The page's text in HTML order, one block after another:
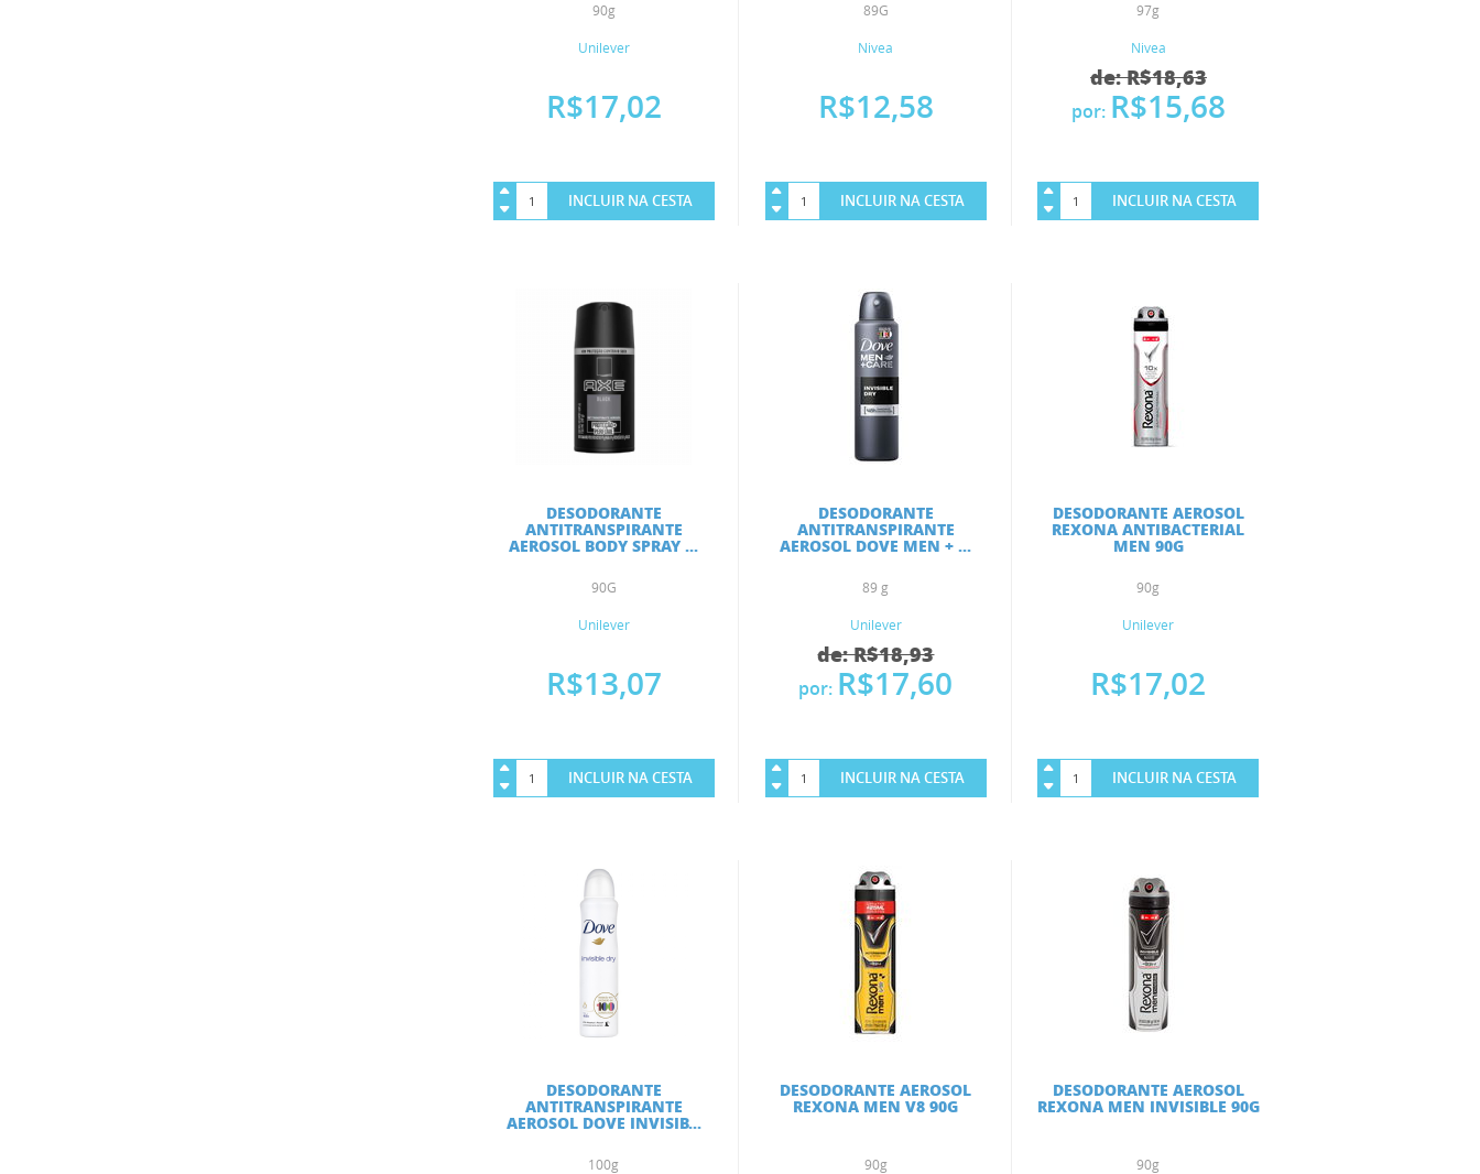
90g
Unilever
R$17,02
INCLUIR NA CESTA
89G
Nivea
R$12,58
INCLUIR NA CESTA
97g
Nivea
de: R$18,63
por: R$15,68
INCLUIR NA CESTA
DESODORANTE
ANTITRANSPIRANTE
AEROSOL BODY SPRAY ...
90G
Unilever
R$13,07
INCLUIR NA CESTA
DESODORANTE
ANTITRANSPIRANTE
AEROSOL DOVE MEN + ...
89 g
Unilever
de: R$18,93
por: R$17,60
INCLUIR NA CESTA
DESODORANTE AEROSOL
REXONA ANTIBACTERIAL
MEN 90G
90g
Unilever
R$17,02
INCLUIR NA CESTA
DESODORANTE
ANTITRANSPIRANTE
AEROSOL DOVE INVISIB...
100g
DESODORANTE AEROSOL
REXONA MEN V8 90G
90g
DESODORANTE AEROSOL
REXONA MEN INVISIBLE 90G
90g